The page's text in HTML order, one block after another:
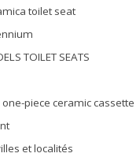
toilet seat
TOILET SEATS
one-piece ceramic cassette
et localités